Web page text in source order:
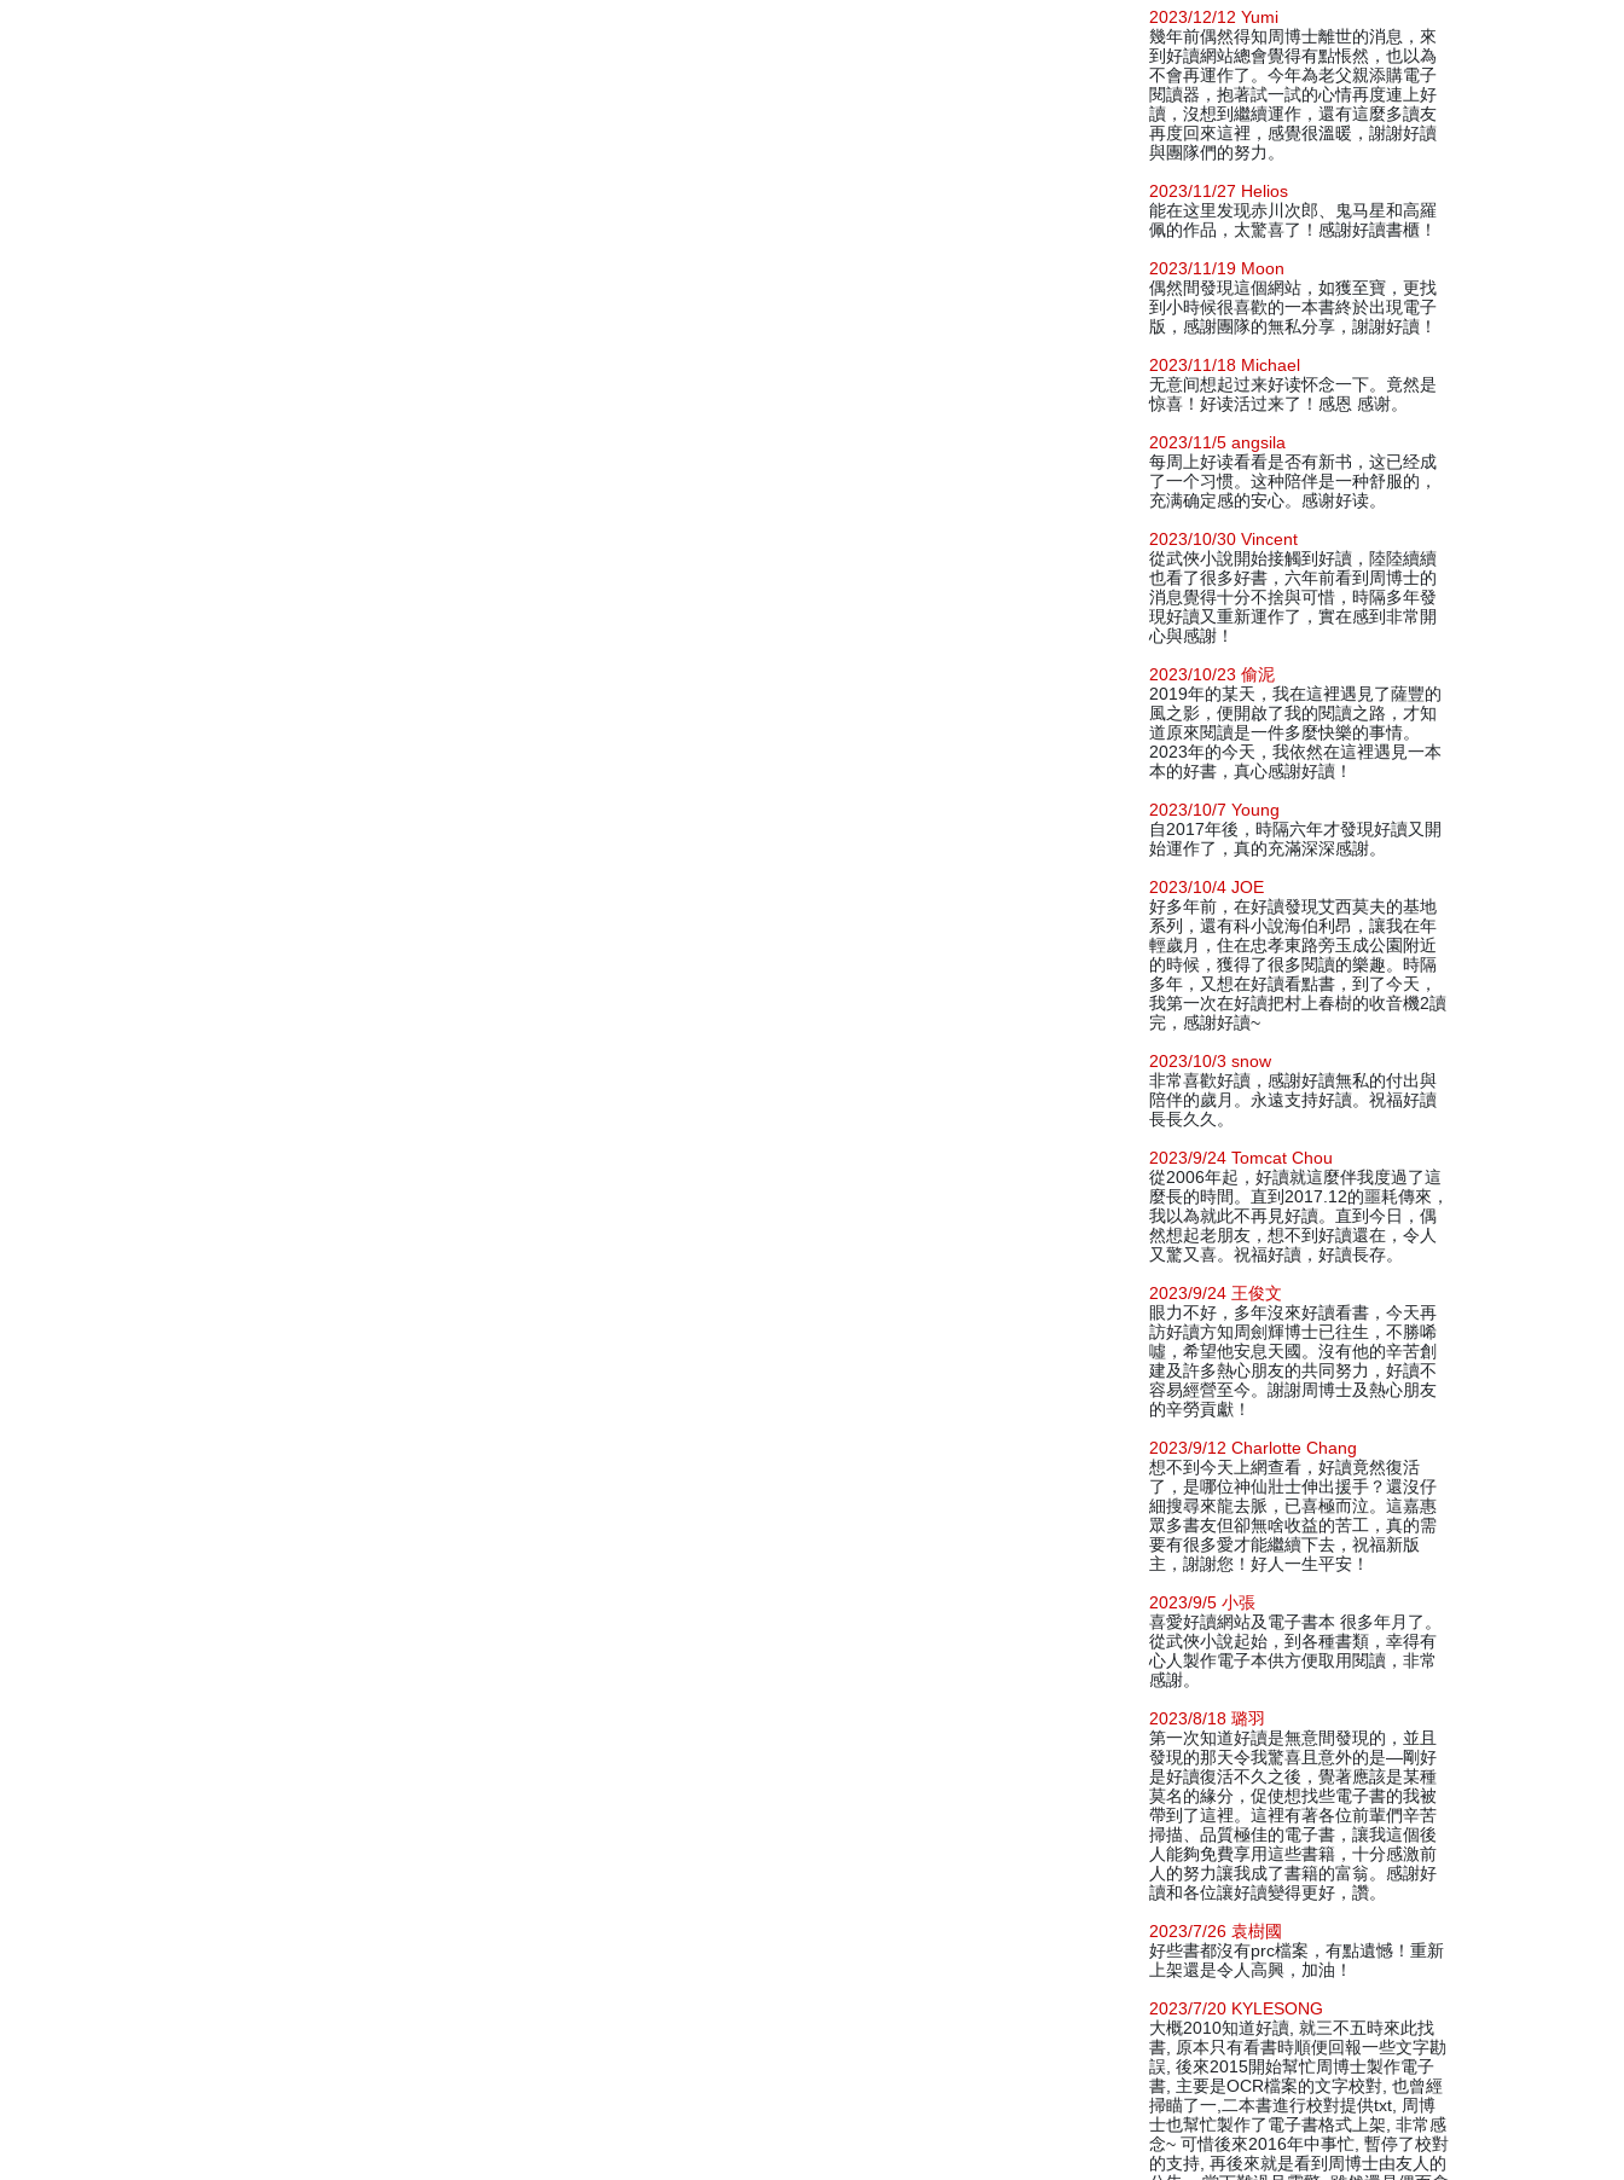
2023/12/12 Yumi
幾年前偶然得知周博士離世的消息，來
到好讀網站總會覺得有點悵然，也以為
不會再運作了。今年為老父親添購電子
閱讀器，抱著試一試的心情再度連上好
讀，沒想到繼續運作，還有這麼多讀友
再度回來這裡，感覺很溫暖，謝謝好讀
與團隊們的努力。
2023/11/27 Helios
能在这里发现赤川次郎、鬼马星和高羅
佩的作品，太驚喜了！感謝好讀書櫃！
2023/11/19 Moon
偶然間發現這個網站，如獲至寶，更找
到小時候很喜歡的一本書終於出現電子
版，感謝團隊的無私分享，謝謝好讀！
2023/11/18 Michael
无意间想起过来好读怀念一下。竟然是
惊喜！好读活过来了！感恩 感谢。
2023/11/5 angsila
每周上好读看看是否有新书，这已经成
了一个习惯。这种陪伴是一种舒服的，
充满确定感的安心。感谢好读。
2023/10/30 Vincent
從武俠小說開始接觸到好讀，陸陸續續
也看了很多好書，六年前看到周博士的
消息覺得十分不捨與可惜，時隔多年發
現好讀又重新運作了，實在感到非常開
心與感謝！
2023/10/23 偷泥
2019年的某天，我在這裡遇見了薩豐的
風之影，便開啟了我的閱讀之路，才知
道原來閱讀是一件多麼快樂的事情。
2023年的今天，我依然在這裡遇見一本
本的好書，真心感謝好讀！
2023/10/7 Young
自2017年後，時隔六年才發現好讀又開
始運作了，真的充滿深深感謝。
2023/10/4 JOE
好多年前，在好讀發現艾西莫夫的基地
系列，還有科小說海伯利昂，讓我在年
輕歲月，住在忠孝東路旁玉成公園附近
的時候，獲得了很多閱讀的樂趣。時隔
多年，又想在好讀看點書，到了今天，
我第一次在好讀把村上春樹的收音機2讀
完，感謝好讀~
2023/10/3 snow
非常喜歡好讀，感謝好讀無私的付出與
陪伴的歲月。永遠支持好讀。祝福好讀
長長久久。
2023/9/24 Tomcat Chou
從2006年起，好讀就這麼伴我度過了這
麼長的時間。直到2017.12的噩耗傳來，
我以為就此不再見好讀。直到今日，偶
然想起老朋友，想不到好讀還在，令人
又驚又喜。祝福好讀，好讀長存。
2023/9/24 王俊文
眼力不好，多年沒來好讀看書，今天再
訪好讀方知周劍輝博士已往生，不勝唏
噓，希望他安息天國。沒有他的辛苦創
建及許多熱心朋友的共同努力，好讀不
容易經營至今。謝謝周博士及熱心朋友
的辛勞貢獻！
2023/9/12 Charlotte Chang
想不到今天上網查看，好讀竟然復活
了，是哪位神仙壯士伸出援手？還沒仔
細搜尋來龍去脈，已喜極而泣。這嘉惠
眾多書友但卻無啥收益的苦工，真的需
要有很多愛才能繼續下去，祝福新版
主，謝謝您！好人一生平安！
2023/9/5 小張
喜愛好讀網站及電子書本 很多年月了。
從武俠小說起始，到各種書類，幸得有
心人製作電子本供方便取用閱讀，非常
感謝。
2023/8/18 璐羽
第一次知道好讀是無意間發現的，並且
發現的那天令我驚喜且意外的是—剛好
是好讀復活不久之後，覺著應該是某種
莫名的緣分，促使想找些電子書的我被
帶到了這裡。這裡有著各位前輩們辛苦
掃描、品質極佳的電子書，讓我這個後
人能夠免費享用這些書籍，十分感激前
人的努力讓我成了書籍的富翁。感謝好
讀和各位讓好讀變得更好，讚。
2023/7/26 袁樹國
好些書都沒有prc檔案，有點遺憾！重新
上架還是令人高興，加油！
2023/7/20 KYLESONG
大概2010知道好讀, 就三不五時來此找
書, 原本只有看書時順便回報一些文字勘
誤, 後來2015開始幫忙周博士製作電子
書, 主要是OCR檔案的文字校對, 也曾經
掃瞄了一,二本書進行校對提供txt, 周博
士也幫忙製作了電子書格式上架, 非常感
念~ 可惜後來2016年中事忙, 暫停了校對
的支持, 再後來就是看到周博士由友人的